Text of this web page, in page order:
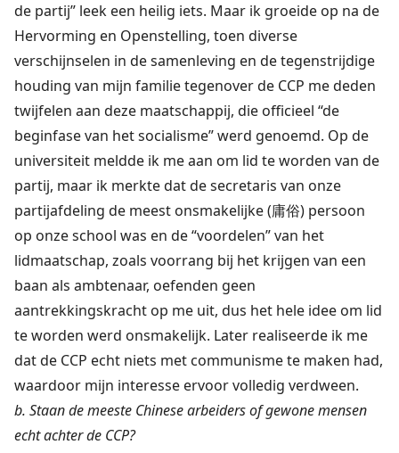
de partij” leek een heilig iets. Maar ik groeide op na de
Hervorming en Openstelling, toen diverse
verschijnselen in de samenleving en de tegenstrijdige
houding van mijn familie tegenover de CCP me deden
twijfelen aan deze maatschappij, die officieel “de
beginfase van het socialisme” werd genoemd. Op de
universiteit meldde ik me aan om lid te worden van de
partij, maar ik merkte dat de secretaris van onze
partijafdeling de meest onsmakelijke (庸俗) persoon
op onze school was en de “voordelen” van het
lidmaatschap, zoals voorrang bij het krijgen van een
baan als ambtenaar, oefenden geen
aantrekkingskracht op me uit, dus het hele idee om lid
te worden werd onsmakelijk. Later realiseerde ik me
dat de CCP echt niets met communisme te maken had,
waardoor mijn interesse ervoor volledig verdween.
b. Staan de meeste Chinese arbeiders of gewone mensen
echt achter de CCP?